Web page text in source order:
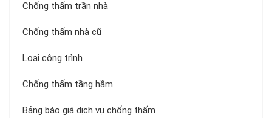
Chống thấm trần nhà
Chống thấm nhà cũ
Loại công trình
Chống thấm tầng hầm
Bảng báo giá dịch vụ chống thấm